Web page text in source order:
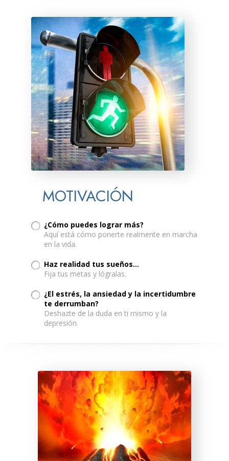
MOTIVACIÓN
¿Cómo puedes lograr más?
Aquí está cómo ponerte realmente en marcha
en la vida.
Haz realidad tus sueños...
Fija tus metas y lógralas.
¿El estrés, la ansiedad y la incertidumbre
te derrumban?
Deshazte de la duda en ti mismo y la
depresión.